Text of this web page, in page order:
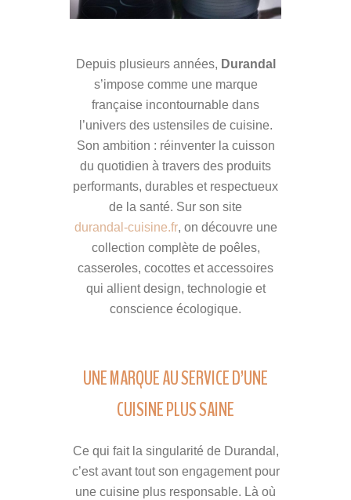
Depuis plusieurs années, Durandal
s’impose comme une marque
française incontournable dans
l’univers des ustensiles de cuisine.
Son ambition : réinventer la cuisson
du quotidien à travers des produits
performants, durables et respectueux
de la santé. Sur son site
durandal-cuisine.fr, on découvre une
collection complète de poêles,
casseroles, cocottes et accessoires
qui allient design, technologie et
conscience écologique.
UNE MARQUE AU SERVICE D’UNE
CUISINE PLUS SAINE
Ce qui fait la singularité de Durandal,
c’est avant tout son engagement pour
une cuisine plus responsable. Là où